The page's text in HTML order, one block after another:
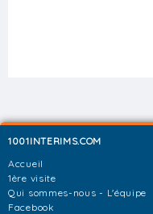
1001INTERIMS.COM
Accueil
1ère visite
Qui sommes-nous - L'équipe
Facebook